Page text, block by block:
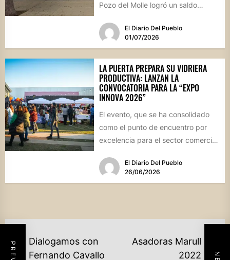
Pozo del Molle logró un saldo
El Diario Del Pueblo
01/07/2026
LA PUERTA PREPARA SU VIDRIERA
PRODUCTIVA: LANZAN LA
CONVOCATORIA PARA LA “EXPO
INNOVA 2026”
El evento, que se ha consolidado
como el punto de encuentro por
excelencia para el sector comercial
El Diario Del Pueblo
26/06/2026
NAVEGACIÓN
Previous
Dialogamos con
Fernando Cavallo
Asadoras Marull
2022